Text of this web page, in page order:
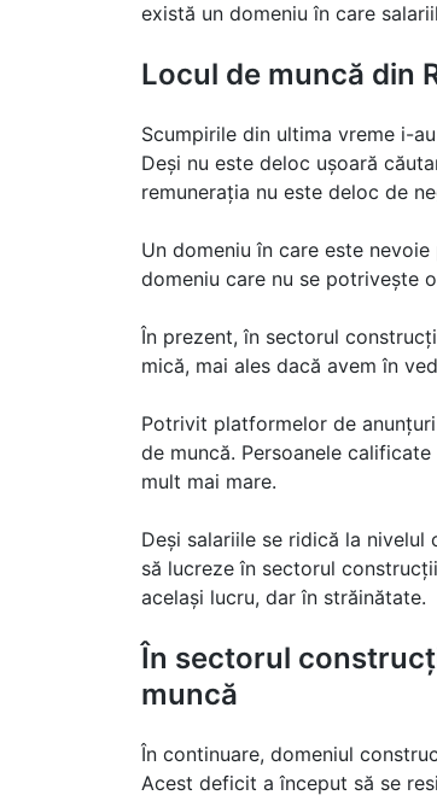
există un domeniu în care
Locul de muncă din
Scumpirile din ultima vreme i-
Deși nu este deloc ușoară
remunerația nu este deloc de
Un domeniu în care este
domeniu care nu se potrivește
În prezent, în sectorul
mică, mai ales dacă avem în
Potrivit platformelor de
de muncă. Persoanele
mult mai mare.
Deși salariile se ridică la
să lucreze în sectorul
același lucru, dar în străinătate.
În sectorul
muncă
În continuare, domeniul
Acest deficit a început să se